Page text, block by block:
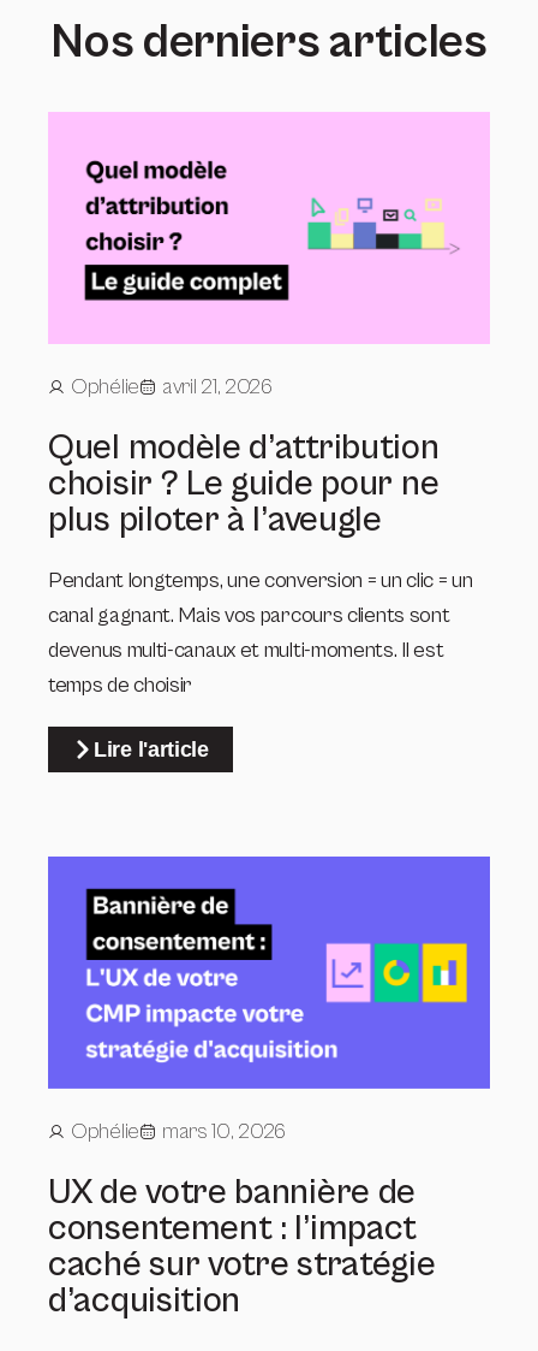
Nos derniers articles
Ophélie avril 21, 2026
Quel modèle d’attribution
choisir ? Le guide pour ne
plus piloter à l’aveugle
Pendant longtemps, une conversion = un clic = un
canal gagnant. Mais vos parcours clients sont
devenus multi-canaux et multi-moments. Il est
temps de choisir
Lire l'article
Ophélie mars 10, 2026
UX de votre bannière de
consentement : l’impact
caché sur votre stratégie
d’acquisition